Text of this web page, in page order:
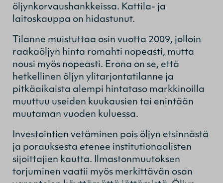
öljynkorvaushankkeissa. Kattila- ja
laitoskauppa on hidastunut.
Tilanne muistuttaa osin vuotta 2009, jolloin
raakaöljyn hinta romahti nopeasti, mutta
nousi myös nopeasti. Erona on se, että
hetkellinen öljyn ylitarjontatilanne ja
pitkäaikaista alempi hintataso markkinoilla
muuttuu useiden kuukausien tai enintään
muutaman vuoden kuluessa.
Investointien vetäminen pois öljyn etsinnästä
ja porauksesta etenee institutionaalisten
sijoittajien kautta. Ilmastonmuutoksen
torjuminen vaatii myös merkittävän osan